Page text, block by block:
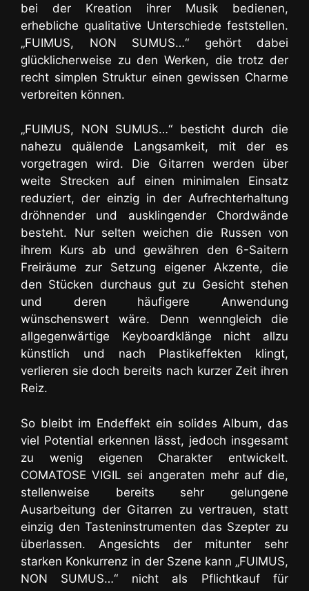
bei der Kreation ihrer Musik bedienen,
erhebliche qualitative Unterschiede feststellen.
„FUIMUS, NON SUMUS…“ gehört dabei
glücklicherweise zu den Werken, die trotz der
recht simplen Struktur einen gewissen Charme
verbreiten können.
„FUIMUS, NON SUMUS…“ besticht durch die
nahezu quälende Langsamkeit, mit der es
vorgetragen wird. Die Gitarren werden über
weite Strecken auf einen minimalen Einsatz
reduziert, der einzig in der Aufrechterhaltung
dröhnender und ausklingender Chordwände
besteht. Nur selten weichen die Russen von
ihrem Kurs ab und gewähren den 6-Saitern
Freiräume zur Setzung eigener Akzente, die
den Stücken durchaus gut zu Gesicht stehen
und deren häufigere Anwendung
wünschenswert wäre. Denn wenngleich die
allgegenwärtige Keyboardklänge nicht allzu
künstlich und nach Plastikeffekten klingt,
verlieren sie doch bereits nach kurzer Zeit ihren
Reiz.
So bleibt im Endeffekt ein solides Album, das
viel Potential erkennen lässt, jedoch insgesamt
zu wenig eigenen Charakter entwickelt.
COMATOSE VIGIL sei angeraten mehr auf die,
stellenweise bereits sehr gelungene
Ausarbeitung der Gitarren zu vertrauen, statt
einzig den Tasteninstrumenten das Szepter zu
überlassen. Angesichts der mitunter sehr
starken Konkurrenz in der Szene kann „FUIMUS,
NON SUMUS…“ nicht als Pflichtkauf für